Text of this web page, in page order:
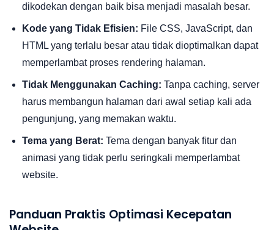
dikodekan dengan baik bisa menjadi masalah besar.
Kode yang Tidak Efisien: File CSS, JavaScript, dan
HTML yang terlalu besar atau tidak dioptimalkan dapat
memperlambat proses rendering halaman.
Tidak Menggunakan Caching: Tanpa caching, server
harus membangun halaman dari awal setiap kali ada
pengunjung, yang memakan waktu.
Tema yang Berat: Tema dengan banyak fitur dan
animasi yang tidak perlu seringkali memperlambat
website.
Panduan Praktis Optimasi Kecepatan